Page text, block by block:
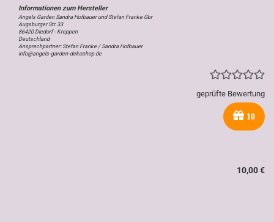
Angels Garden Sandra Hofbauer und Stefan Franke Gbr
Augsburger Str. 33
86420 Diedorf - Kreppen
Deutschland
Ansprechpartner: Stefan Franke / Sandra Hofbauer
info@angels-garden-dekoshop.de
geprüfte Bewertung
10
10,00 €